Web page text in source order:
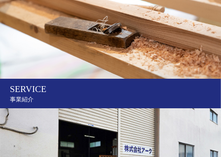
SERVICE
事業紹介